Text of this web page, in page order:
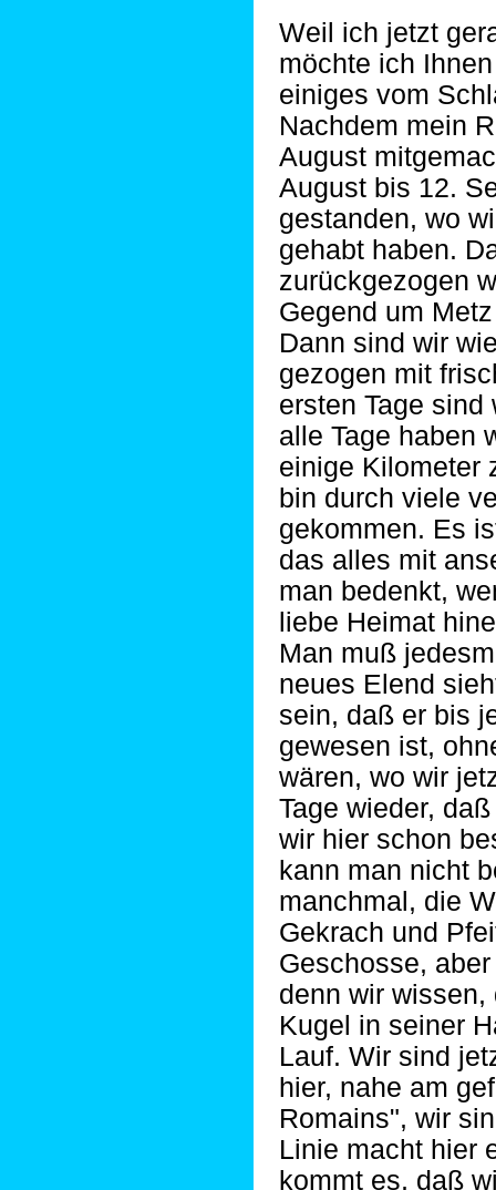
Weil ich jetzt
möchte ich
einiges vom
Nachdem mein
August
August bis 12.
gestanden, wo
gehabt haben.
zurückgezogen
Gegend um
Dann sind wir
gezogen mit
ersten Tage
alle Tage haben
einige Kilometer
bin durch viele
gekommen. Es
das alles mit
man bedenkt,
liebe Heimat
Man muß
neues Elend
sein, daß er bis
gewesen ist,
wären, wo wir
Tage wieder,
wir hier schon
kann man nicht
manchmal, die
Gekrach und
Geschosse,
denn wir
Kugel in seiner
Lauf. Wir sind
hier, nahe am
Romains", wir
Linie macht hier
kommt es, daß